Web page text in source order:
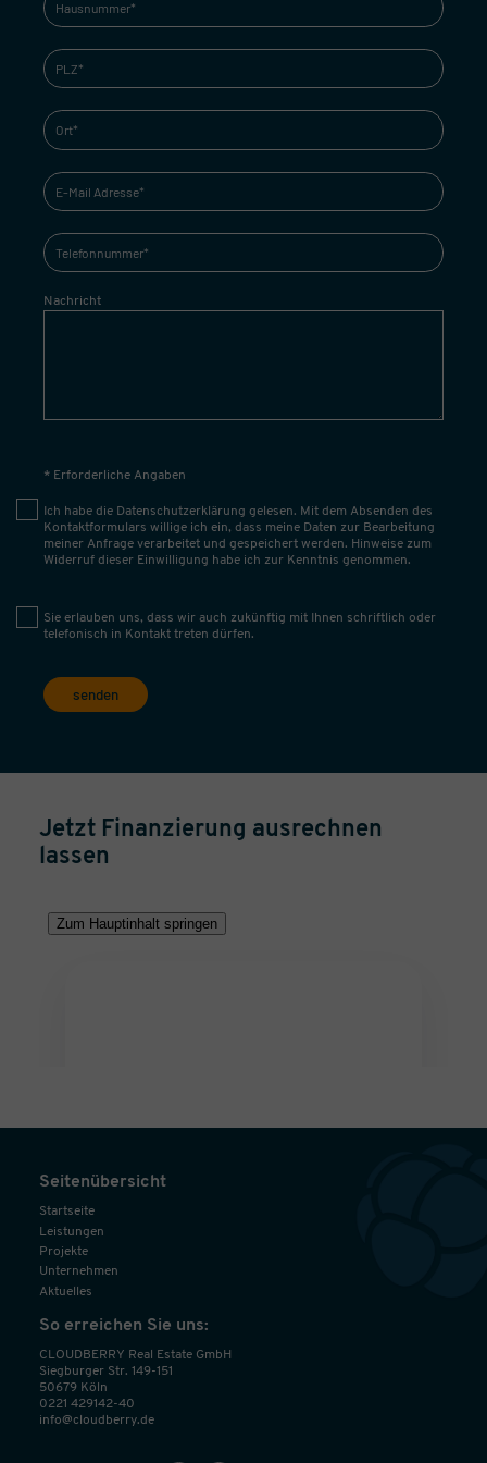
Nachricht
* Erforderliche Angaben
Ich habe die Datenschutzerklärung gelesen. Mit dem Absenden des
Kontaktformulars willige ich ein, dass meine Daten zur Bearbeitung
meiner Anfrage verarbeitet und gespeichert werden. Hinweise zum
Widerruf dieser Einwilligung habe ich zur Kenntnis genommen.
Sie erlauben uns, dass wir auch zukünftig mit Ihnen schriftlich oder
telefonisch in Kontakt treten dürfen.
senden
Jetzt Finanzierung ausrechnen
lassen
Seitenübersicht
Startseite
Leistungen
Projekte
Unternehmen
Aktuelles
So erreichen Sie uns:
CLOUDBERRY Real Estate GmbH
Siegburger Str. 149-151
50679 Köln
0221 429142-40
info@cloudberry.de